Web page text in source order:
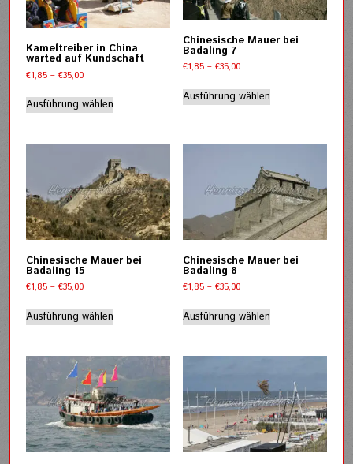
können
auf
der
werden
Kameltreiber in China
warted auf Kundschaft
€1,85 –€35,00Preisspanne:
bis
€35,00
Ausführung wählen
Dieses
Produkt
mehrere
Varianten
auf.
Die
Optionen
können
auf
Produktseite
Chinesische Mauer bei
Badaling 7
€1,85 – €35,00Preisspanne:
bis
€35,00
Ausführung wählenProdukt
Varianten
Die
Optionen
können
auf
der
Produktseite
Chinesische Mauer bei
Badaling 15
€1,85 –€35,00Preisspanne:
bis
€35,00
Ausführung wählen
mehrere
Varianten
auf.
Die
Optionen
können
auf
Chinesische Mauer bei
Badaling 8
€1,85 – €35,00Preisspanne:
bis
€35,00
Ausführung wählenProdukt
mehrere
auf.
Die
Optionen
können
auf